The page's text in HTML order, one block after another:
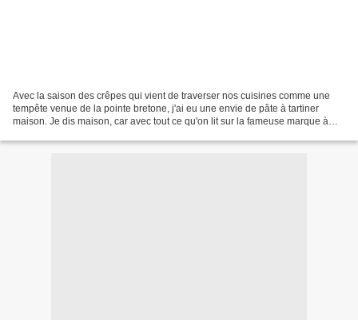
Avec la saison des crêpes qui vient de traverser nos cuisines comme une
tempête venue de la pointe bretone, j'ai eu une envie de pâte à tartiner
maison. Je dis maison, car avec tout ce qu'on lit sur la fameuse marque à